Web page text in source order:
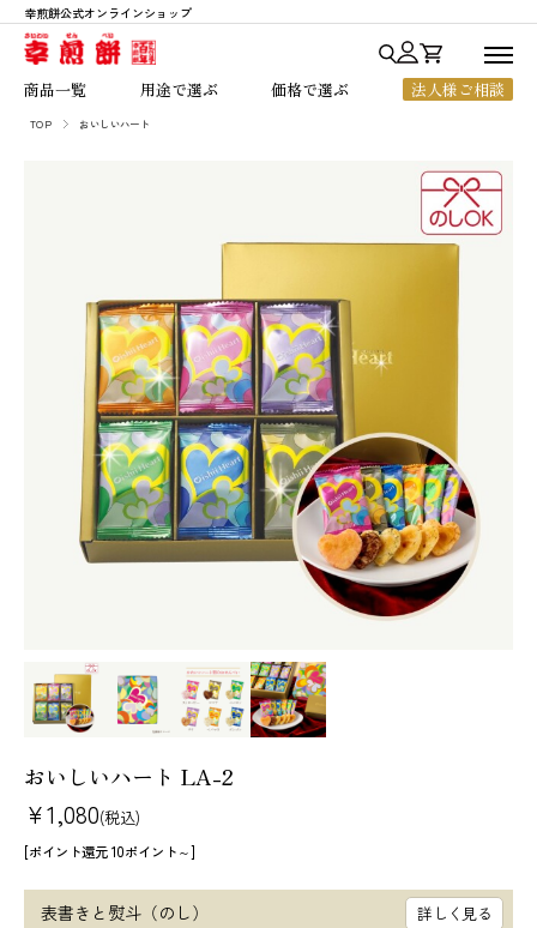
幸煎餅公式オンラインショップ
商品一覧
のれん百年
限定商品
用途で選ぶ
ご自宅用
価格で選ぶ
5,001円以上
法人様ご相談
商品一覧
幸煎餅のこだわり
よくあるご質問
お客様の声
店舗のご案内
会社概要
お知らせ
法人様 ご相談窓口
お問い合わせ
原材料・アレルギー情報
特定商取引法に基づく表記
個人情報の取扱いについて
TOP おいしいハート
おいしいハート LA-2
¥1,080(税込)
[ポイント還元 10ポイント～]
表書きと熨斗（のし） 詳しく見る